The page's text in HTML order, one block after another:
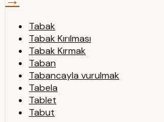
Tabak
Tabak Kırılması
Tabak Kırmak
Taban
Tabancayla vurulmak
Tabela
Tablet
Tabut